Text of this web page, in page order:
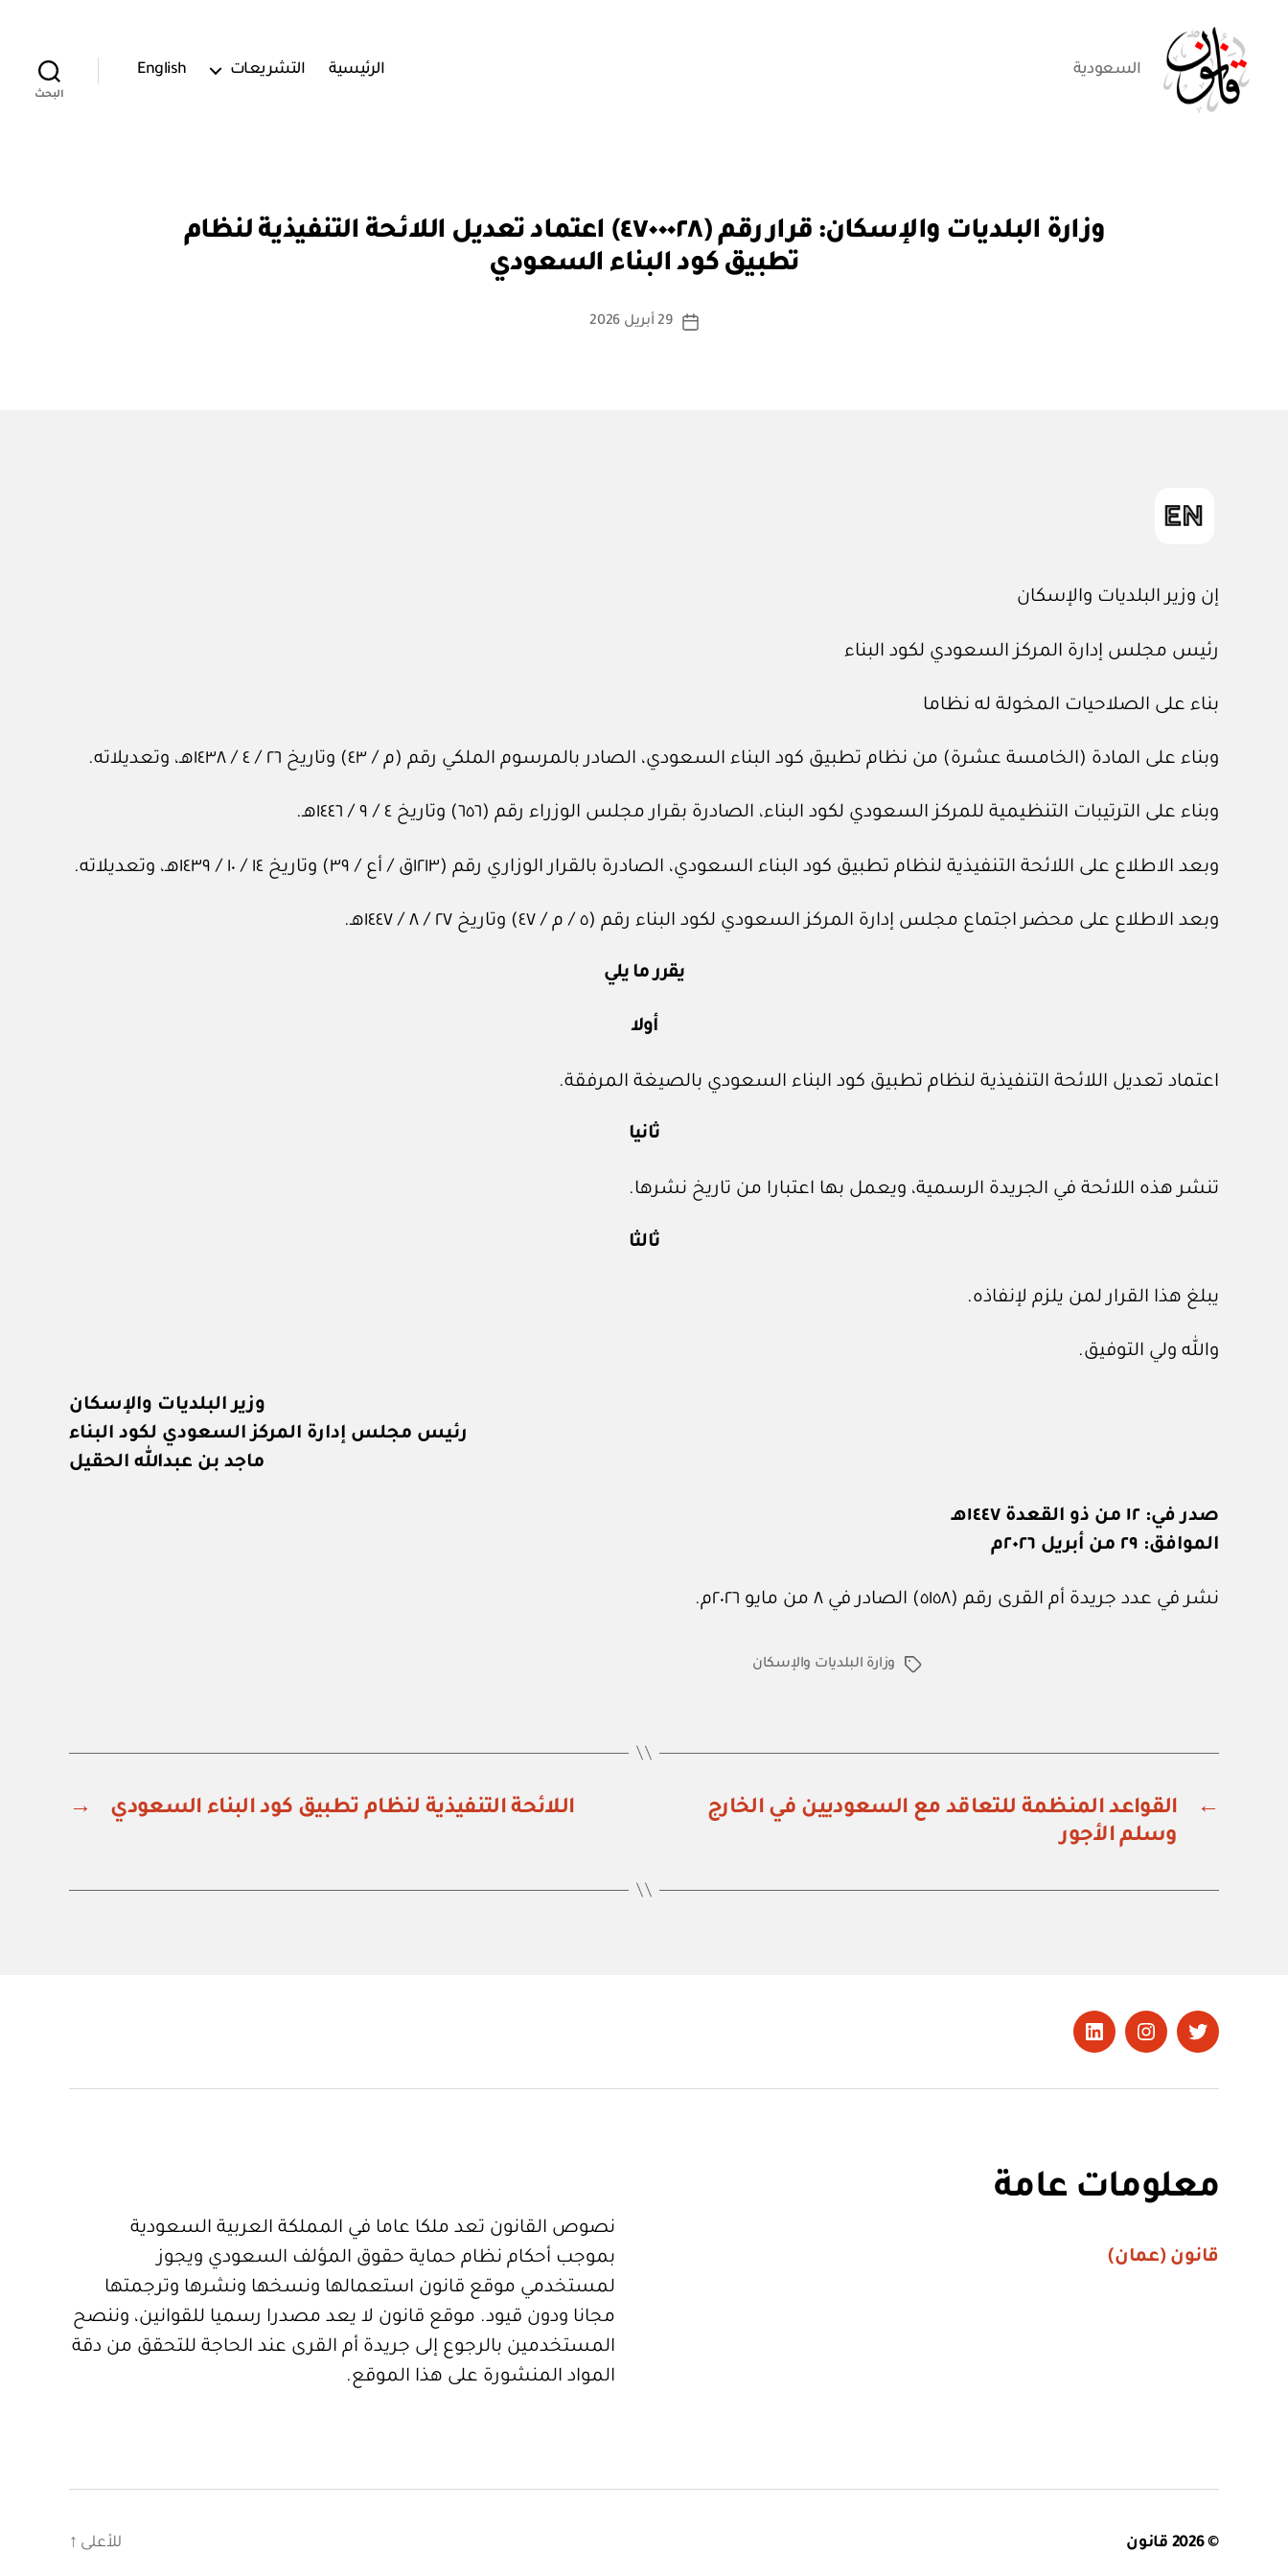
السعودية الرئيسية التشريعات English
البحث
التصنيفات
وزارة البلديات والإسكان: قرار رقم (٤٧٠٠٠٢٨) اعتماد تعديل اللائحة التنفيذية لنظام
تطبيق كود البناء السعودي
كاتب
بو
ا
س
ة
تاريخ
29 أبريل 2026
إن وزير البلديات والإسكان
رئيس مجلس إدارة المركز السعودي لكود البناء
بناء على الصلاحيات المخولة له نظاما
وبناء على المادة (الخامسة عشرة) من نظام تطبيق كود البناء السعودي، الصادر بالمرسوم الملكي رقم (م / ٤٣) وتاريخ ٢٦ / ‏٤‏ / ١٤٣٨هـ، وتعديلاته.
وبناء على الترتيبات التنظيمية للمركز السعودي لكود البناء، الصادرة بقرار مجلس الوزراء رقم (٦٥٦) وتاريخ ٤ / ‏٩‏ / ١٤٤٦هـ.
وبعد الاطلاع على اللائحة التنفيذية لنظام تطبيق كود البناء السعودي، الصادرة بالقرار الوزاري رقم (١٢١٣ق / أع / ٣٩) وتاريخ ١٤ / ‏١٠‏ / ١٤٣٩هـ، وتعديلاته.
وبعد الاطلاع على محضر اجتماع مجلس إدارة المركز السعودي لكود البناء رقم (٥ / م / ٤٧) وتاريخ ٢٧ / ‏٨‏ / ١٤٤٧هـ.
يقرر ما يلي
أولا
اعتماد تعديل اللائحة التنفيذية لنظام تطبيق كود البناء السعودي بالصيغة المرفقة.
ثانيا
تنشر هذه اللائحة في الجريدة الرسمية، ويعمل بها اعتبارا من تاريخ نشرها.
ثالثا
يبلغ هذا القرار لمن يلزم لإنفاذه.
والله ولي التوفيق.
وزير البلديات والإسكان
رئيس مجلس إدارة المركز السعودي لكود البناء
ماجد بن عبدالله الحقيل
صدر في: ١٢ من ذو القعدة ١٤٤٧هـ
الموافق: ٢٩ من أبريل ٢٠٢٦م
نشر في عدد جريدة أم القرى رقم (٥١٥٨) الصادر في ٨ من مايو ٢٠٢٦م.
الوسوموزارة البلديات والإسكان
←
القواعد المنظمة للتعاقد مع السعوديين في الخارج
وسلم الأجور
→ اللائحة التنفيذية لنظام تطبيق كود البناء السعودي
تويتر Instagram
LinkedIn
معلومات عامة
قانون (عمان)
نصوص القانون تعد ملكا عاما في المملكة العربية السعودية
بموجب أحكام نظام حماية حقوق المؤلف السعودي ويجوز
لمستخدمي موقع قانون استعمالها ونسخها ونشرها وترجمتها
مجانا ودون قيود. موقع قانون لا يعد مصدرا رسميا للقوانين، وننصح
المستخدمين بالرجوع إلى جريدة أم القرى عند الحاجة للتحقق من دقة
المواد المنشورة على هذا الموقع.
© 2026 قانون للأعلى ↑